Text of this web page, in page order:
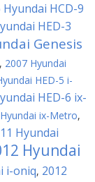
Hyundai HCD-9
HED-3
Genesis
, 2007 Hyundai
HED-5 i-
HED-6 ix-
ix-Metro,
Hyundai
Hyundai
i-oniq, 2012